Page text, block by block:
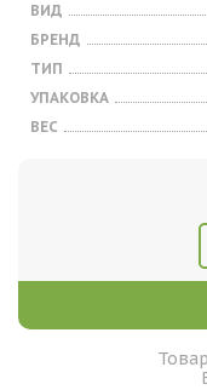
ВИД
БРЕНД
ТИП
УПАКОВКА
ВЕС